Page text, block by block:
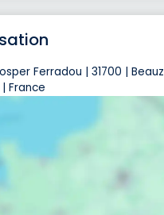
Ferradou | 31700 |
France